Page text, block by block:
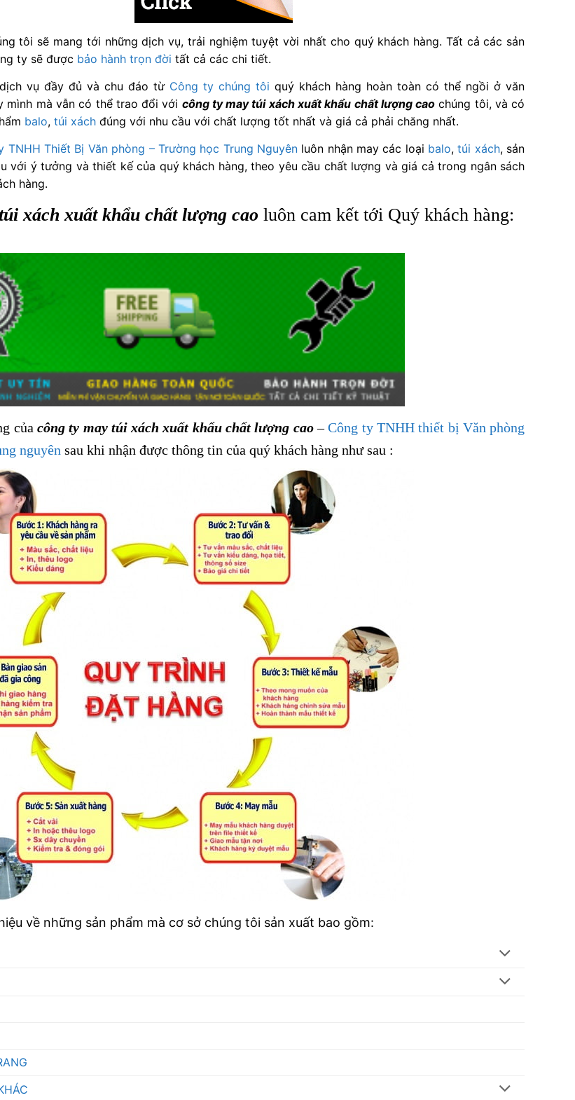
tôi sẽ mang tới những dịch vụ, trải nghiệm tuyệt vời nhất cho quý khách hàng. Tất cả các sản
ty sẽ được bảo hành trọn đời tất cả các chi tiết.
vụ đầy đủ và chu đáo từ Công ty chúng tôi quý khách hàng hoàn toàn có thể ngồi ở văn
mình mà vẫn có thể trao đổi với công ty may túi xách xuất khẩu chất lượng cao chúng tôi, và có
balo,túi xách đúng với nhu cầu với chất lượng tốt nhất và giá cả phải chăng nhất.
TNHH Thiết Bị Văn phòng – Trường học Trung Nguyênluôn nhận may các loại balo,túi xách, sản
với ý tưởng và thiết kế của quý khách hàng, theo yêu cầu chất lượng và giá cả trong ngân sách
hàng.
xách xuất khẩu chất lượng cao luôn cam kết tới Quý khách hàng:
của công ty may túi xách xuất khẩu chất lượng cao–Công ty TNHH thiết bị Văn phòng
nguyên sau khi nhận được thông tin của quý khách hàng như sau :
về những sản phẩm mà cơ sở chúng tôi sản xuất bao gồm: